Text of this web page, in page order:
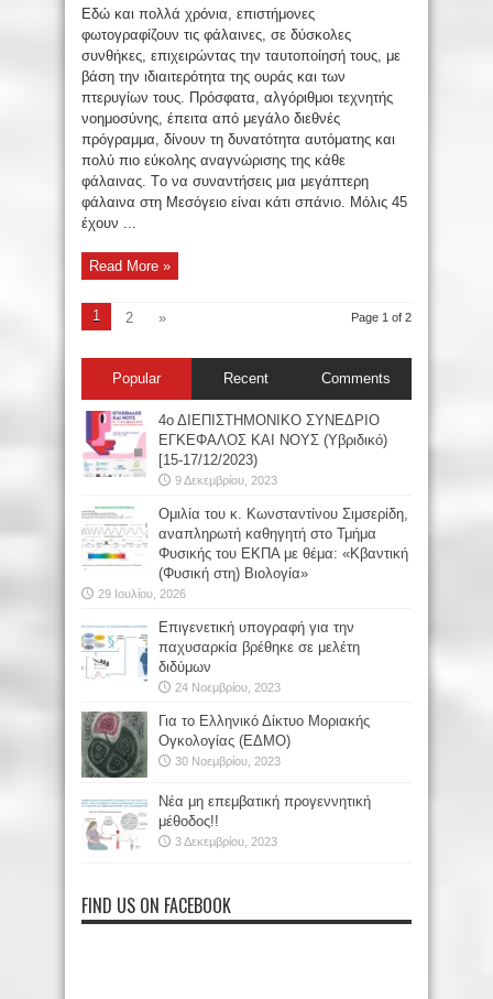
Εδώ και πολλά χρόνια, επιστήμονες
φωτογραφίζουν τις φάλαινες, σε δύσκολες
συνθήκες, επιχειρώντας την ταυτοποίησή τους, με
βάση την ιδιαιτερότητα της ουράς και των
πτερυγίων τους. Πρόσφατα, αλγόριθμοι τεχνητής
νοημοσύνης, έπειτα από μεγάλο διεθνές
πρόγραμμα, δίνουν τη δυνατότητα αυτόματης και
πολύ πιο εύκολης αναγνώρισης της κάθε
φάλαινας. Tο να συναντήσεις μια μεγάπτερη
φάλαινα στη Μεσόγειο είναι κάτι σπάνιο. Μόλις 45
έχουν ...
Read More »
Page 1 of 2
1 2 »
Popular Recent Comments
4ο ΔΙΕΠΙΣΤΗΜΟΝΙΚΟ ΣΥΝΕΔΡΙΟ
ΕΓΚΕΦΑΛΟΣ ΚΑΙ ΝΟΥΣ (Υβριδικό)
[15-17/12/2023)
9 Δεκεμβρίου, 2023
Oμιλία του κ. Κωνσταντίνου Σιμσερίδη,
αναπληρωτή καθηγητή στο Τμήμα
Φυσικής του ΕΚΠΑ με θέμα: «Κβαντική
(Φυσική στη) Βιολογία»
29 Ιουλίου, 2026
Επιγενετική υπογραφή για την
παχυσαρκία βρέθηκε σε μελέτη
διδύμων
24 Νοεμβρίου, 2023
Για το Ελληνικό Δίκτυο Μοριακής
Ογκολογίας (ΕΔΜΟ)
30 Νοεμβρίου, 2023
Νέα μη επεμβατική προγεννητική
μέθοδος!!
3 Δεκεμβρίου, 2023
FIND US ON FACEBOOK